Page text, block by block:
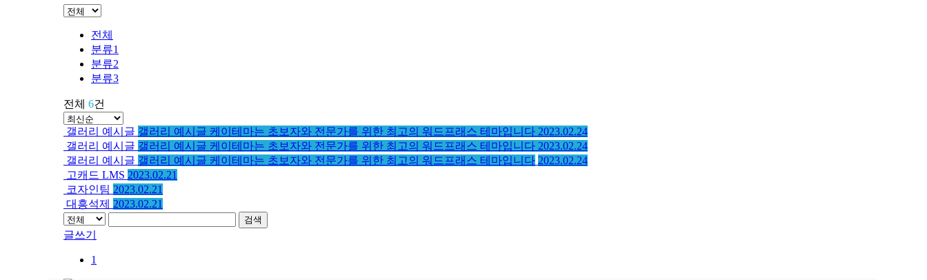
전체
분류1
분류2
분류3
전체 6건
갤러리 예시글 갤러리 예시글 케이테마는 초보자와 전문가를 위한 최고의 워드프래스 테마입니다 2023.02.24
갤러리 예시글 갤러리 예시글 케이테마는 초보자와 전문가를 위한 최고의 워드프래스 테마입니다 2023.02.24
갤러리 예시글 갤러리 예시글 케이테마는 초보자와 전문가를 위한 최고의 워드프래스 테마입니다 2023.02.24
고캐드 LMS 2023.02.21
코자인팀 2023.02.21
대흥석제 2023.02.21
검색
글쓰기
1